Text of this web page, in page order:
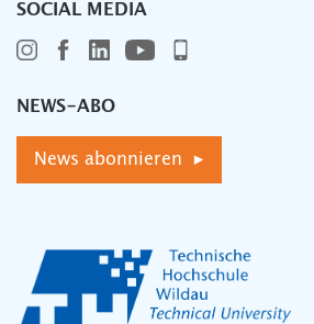
SOCIAL MEDIA
NEWS-ABO
News abonnieren ▸